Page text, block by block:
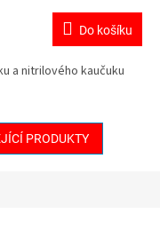
Do košíku
a nitrilového kaučuku
PRODUKTY